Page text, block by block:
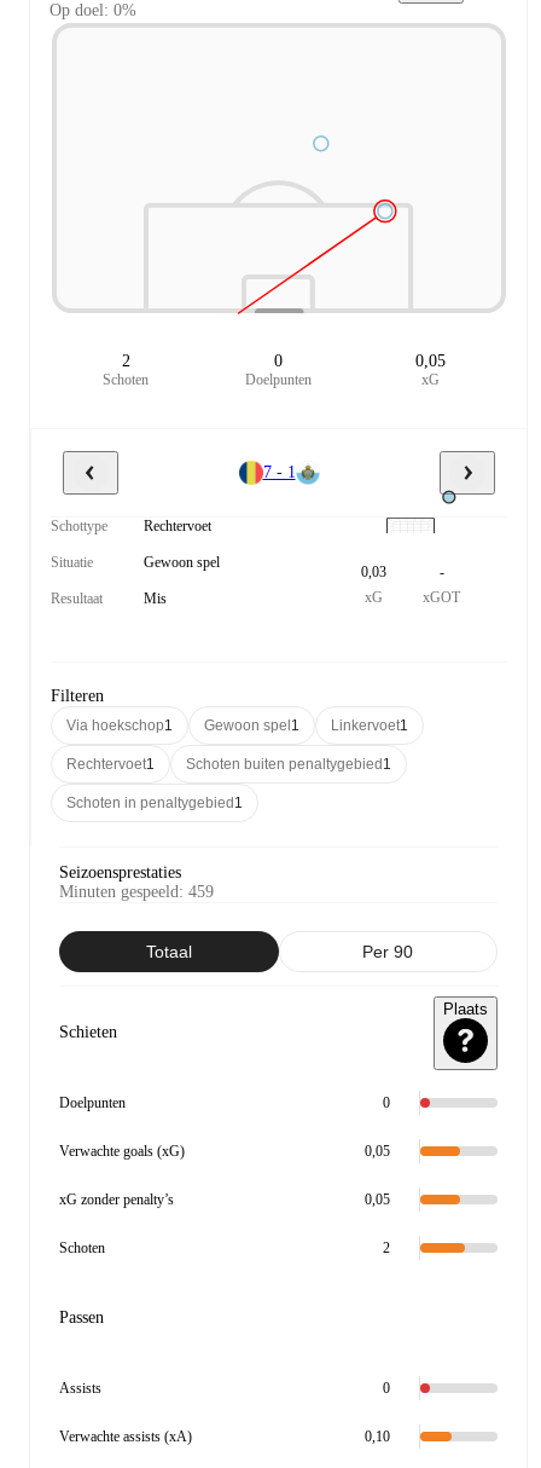
Op doel: 0%
2
Schoten
0
Doelpunten
0,05
xG
7 - 1
Schottype Rechtervoet
Situatie Gewoon spel
Resultaat Mis
0,03
xG
-
xGOT
Filteren
Via hoekschop1 Gewoon spel 1 Linkervoet1
Rechtervoet1 Schoten buiten penaltygebied 1
Schoten in penaltygebied 1
Seizoensprestaties
Minuten gespeeld: 459
Totaal Per 90
Schieten
Plaats
Doelpunten 0
Verwachte goals (xG) 0,05
xG zonder penalty’s 0,05
Schoten 2
Passen
Assists 0
Verwachte assists (xA) 0,10